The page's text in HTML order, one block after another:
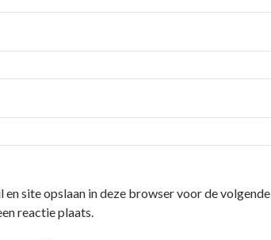
en site opslaan in deze browser voor de volgende
reactie plaats.